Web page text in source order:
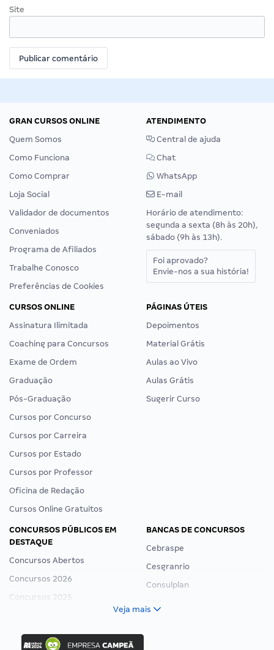
Site
GRAN CURSOS ONLINE
Quem Somos
Como Funciona
Como Comprar
Loja Social
Validador de documentos
Conveniados
Programa de Afiliados
Trabalhe Conosco
Preferências de Cookies
ATENDIMENTO
Central de ajuda
Chat
WhatsApp
E-mail
Horário de atendimento:
segunda a sexta (8h às 20h),
sábado (9h às 13h).
Foi aprovado?
Envie-nos a sua história!
CURSOS ONLINE
Assinatura Ilimitada
Coaching para Concursos
Exame de Ordem
Graduação
Pós-Graduação
Cursos por Concurso
Cursos por Carreira
Cursos por Estado
Cursos por Professor
Oficina de Redação
Cursos Online Gratuitos
PÁGINAS ÚTEIS
Depoimentos
Material Grátis
Aulas ao Vivo
Aulas Grátis
Sugerir Curso
CONCURSOS PÚBLICOS EM
DESTAQUE
Concursos Abertos
Concursos 2026
Concursos 2025
Concurso Ibama
BANCAS DE CONCURSOS
Cebraspe
Cesgranrio
Consulplan
Veja mais